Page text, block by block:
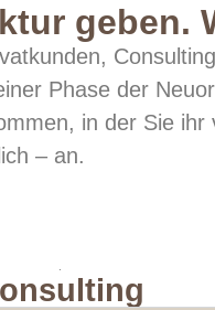
geben.
Phase der
in der Sie
– an.